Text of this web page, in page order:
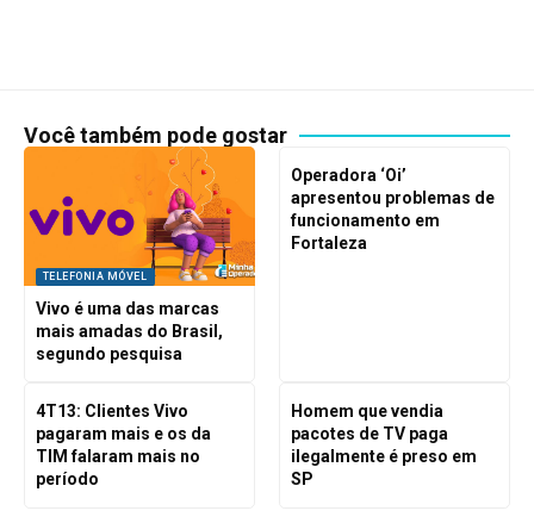
Você também pode gostar
TELEFONIA MÓVEL
Vivo é uma das marcas
mais amadas do Brasil,
segundo pesquisa
Operadora ‘Oi’
apresentou problemas de
funcionamento em
Fortaleza
4T13: Clientes Vivo
pagaram mais e os da
TIM falaram mais no
período
Homem que vendia
pacotes de TV paga
ilegalmente é preso em
SP